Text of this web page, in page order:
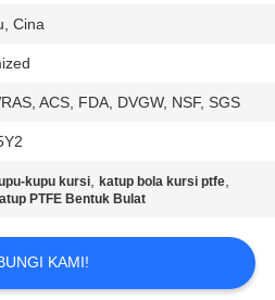
Cina
ACS, FDA, DVGW, NSF, SGS
kupu kursi,katup bola kursi ptfe,
PTFE Bentuk Bulat
KAMI!